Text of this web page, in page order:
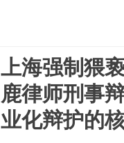
上海强制猥
鹿律师刑事
业化辩护的